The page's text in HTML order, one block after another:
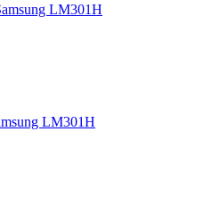
LM301H
LM301H